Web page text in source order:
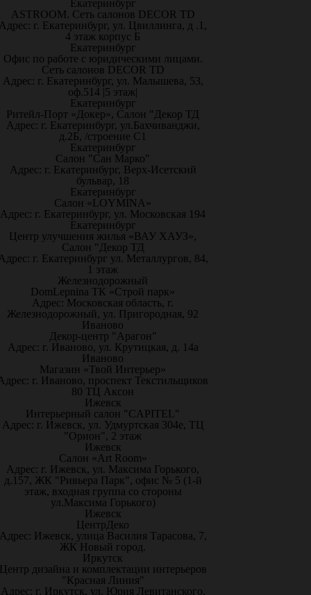
Екатеринбург
ASTROOM. Сеть салонов DECOR TD
г. Екатеринбург, ул. Цвиллинга, д .1,
4 этаж корпус Б
Екатеринбург
Офис по работе с юридическими лицами.
Сеть салонов DECOR TD
Адрес: г. Екатеринбург, ул. Малышева, 53,
оф.514 |5 этаж|
Екатеринбург
Ритейл-Порт «Докер», Салон "Декор ТД
Адрес: г. Екатеринбург, ул.Бахчиванджи,
д.2Б, /строение С1
Екатеринбург
Салон "Сан Марко"
Адрес: г. Екатеринбург, Верх-Исетский
бульвар, 18
Екатеринбург
Салон «LOYMINA»
Адрес: г. Екатеринбург, ул. Московская 194
Екатеринбург
Центр улучшения жилья «ВАУ ХАУЗ»,
Салон "Декор ТД
г. Екатеринбург ул. Металлургов, 84,
1 этаж
Железнодорожный
DomLepnina ТК «Строй парк»
Адрес: Московская область, г.
Железнодорожный, ул. Пригородная, 92
Иваново
Декор-центр "Арагон"
Адрес: г. Иваново, ул. Крутицкая, д. 14а
Иваново
Магазин «Твой Интерьер»
г. Иваново, проспект Текстильщиков
80 ТЦ Аксон
Ижевск
Интерьерный салон "CAPITEL"
Адрес: г. Ижевск, ул. Удмуртская 304е, ТЦ
"Орион", 2 этаж
Ижевск
Салон «Art Room»
Адрес: г. Ижевск, ул. Максима Горького,
д.157, ЖК "Ривьера Парк", офис № 5 (1-й
этаж, входная группа со стороны
ул.Максима Горького)
Ижевск
ЦентрДеко
Ижевск, улица Василия Тарасова, 7,
ЖК Новый город.
Иркутск
дизайна и комплектации интерьеров
"Красная Линия"
Адрес: г. Иркутск, ул. Юрия Левитанского,